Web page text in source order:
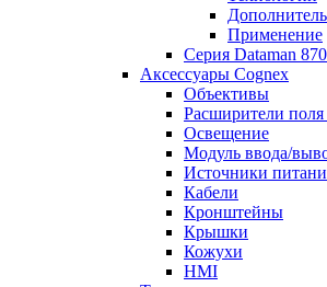
Применение
Серия Dataman
Аксессуары Cognex
Объективы
Расширители поля
Освещение
Модуль ввода/
Источники
Кабели
Кронштейны
Крышки
Кожухи
HMI